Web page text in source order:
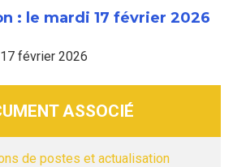
: le mardi 17 février 2026
février 2026
ASSOCIÉ
de postes et actualisation